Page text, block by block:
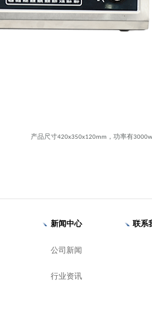
产品尺寸420x350x120mm，功率有
新闻中心
公司新闻
行业资讯
联系